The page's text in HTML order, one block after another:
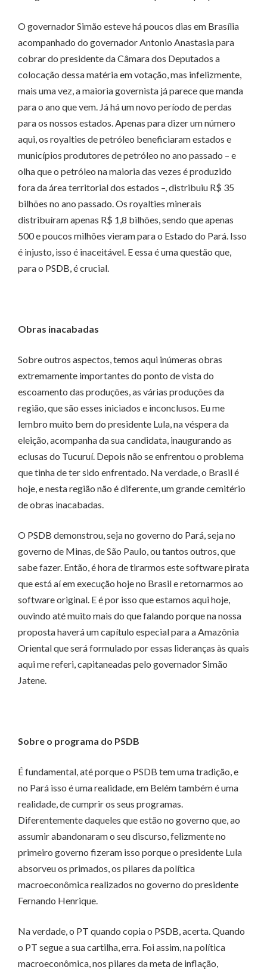
O governador Simão esteve há poucos dias em Brasília
acompanhado do governador Antonio Anastasia para
cobrar do presidente da Câmara dos Deputados a
colocação dessa matéria em votação, mas infelizmente,
mais uma vez, a maioria governista já parece que manda
para o ano que vem. Já há um novo período de perdas
para os nossos estados. Apenas para dizer um número
aqui, os royalties de petróleo beneficiaram estados e
municípios produtores de petróleo no ano passado – e
olha que o petróleo na maioria das vezes é produzido
fora da área territorial dos estados –, distribuiu R$ 35
bilhões no ano passado. Os royalties minerais
distribuíram apenas R$ 1,8 bilhões, sendo que apenas
500 e poucos milhões vieram para o Estado do Pará. Isso
é injusto, isso é inaceitável. E essa é uma questão que,
para o PSDB, é crucial.
Obras inacabadas
Sobre outros aspectos, temos aqui inúmeras obras
extremamente importantes do ponto de vista do
escoamento das produções, as várias produções da
região, que são esses iniciados e inconclusos. Eu me
lembro muito bem do presidente Lula, na véspera da
eleição, acompanha da sua candidata, inaugurando as
eclusas do Tucuruí. Depois não se enfrentou o problema
que tinha de ter sido enfrentado. Na verdade, o Brasil é
hoje, e nesta região não é diferente, um grande cemitério
de obras inacabadas.
O PSDB demonstrou, seja no governo do Pará, seja no
governo de Minas, de São Paulo, ou tantos outros, que
sabe fazer. Então, é hora de tirarmos este software pirata
que está aí em execução hoje no Brasil e retornarmos ao
software original. E é por isso que estamos aqui hoje,
ouvindo até muito mais do que falando porque na nossa
proposta haverá um capítulo especial para a Amazônia
Oriental que será formulado por essas lideranças às quais
aqui me referi, capitaneadas pelo governador Simão
Jatene.
Sobre o programa do PSDB
É fundamental, até porque o PSDB tem uma tradição, e
no Pará isso é uma realidade, em Belém também é uma
realidade, de cumprir os seus programas.
Diferentemente daqueles que estão no governo que, ao
assumir abandonaram o seu discurso, felizmente no
primeiro governo fizeram isso porque o presidente Lula
absorveu os primados, os pilares da política
macroeconômica realizados no governo do presidente
Fernando Henrique.
Na verdade, o PT quando copia o PSDB, acerta. Quando
o PT segue a sua cartilha, erra. Foi assim, na política
macroeconômica, nos pilares da meta de inflação,